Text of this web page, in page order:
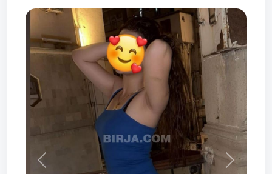
Prev Next